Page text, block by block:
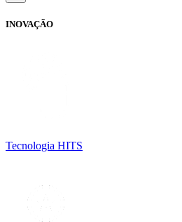
INOVAÇÃO
Tecnologia HITS